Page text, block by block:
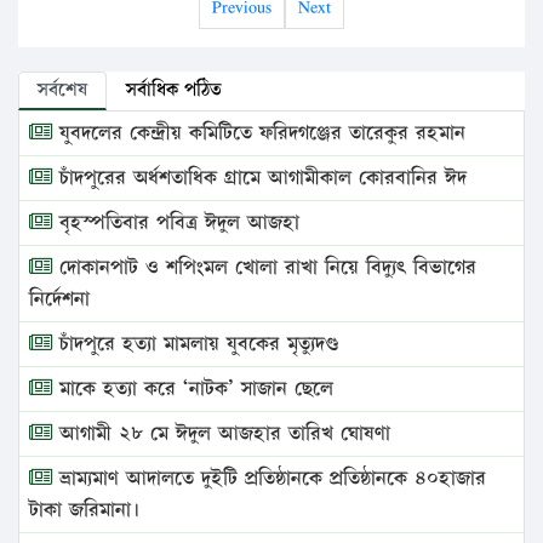
Previous Next
সর্বশেষ সর্বাধিক পঠিত
যুবদলের কেন্দ্রীয় কমিটিতে ফরিদগঞ্জের তারেকুর রহমান
চাঁদপুরের অর্ধশতাধিক গ্রামে আগামীকাল কোরবানির ঈদ
বৃহস্পতিবার পবিত্র ঈদুল আজহা
দোকানপাট ও শপিংমল খোলা রাখা নিয়ে বিদ্যুৎ বিভাগের
নির্দেশনা
চাঁদপুরে হত্যা মামলায় যুবকের মৃত্যুদণ্ড
মাকে হত্যা করে ‘নাটক’ সাজান ছেলে
আগামী ২৮ মে ঈদুল আজহার তারিখ ঘোষণা
ভ্রাম্যমাণ আদালতে দুইটি প্রতিষ্ঠানকে প্রতিষ্ঠানকে ৪০হাজার
টাকা জরিমানা।